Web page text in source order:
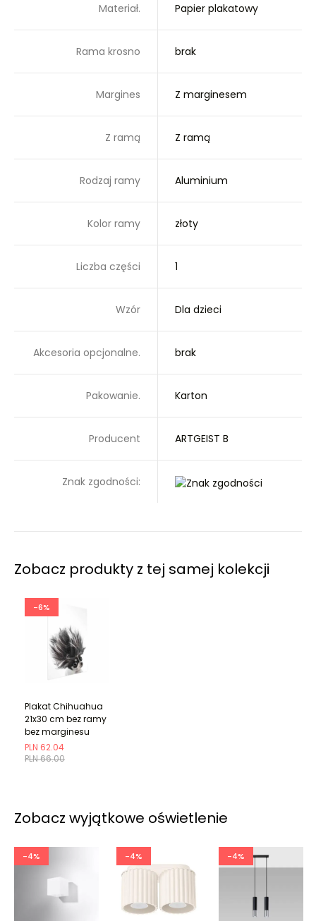
Materiał. Papier plakatowy
Rama krosno brak
Margines Z marginesem
Z ramą Z ramą
Rodzaj ramy Aluminium
Kolor ramy złoty
Liczba części 1
Wzór Dla dzieci
Akcesoria opcjonalne. brak
Pakowanie. Karton
Producent ARTGEIST B
Znak zgodności:
Zobacz produkty z tej samej kolekcji
-6%
PLN 66.00
PLN 62.04
Plakat Chihuahua
21x30 cm bez ramy
bez marginesu
Zobacz wyjątkowe oświetlenie
-4% -4% -4%